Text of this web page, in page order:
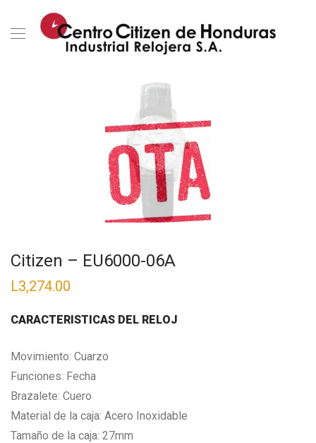
Citizen – EU6000-06A
L3,274.00
CARACTERISTICAS DEL RELOJ
Movimiento: Cuarzo
Funciones: Fecha
Brazalete: Cuero
Material de la caja: Acero Inoxidable
Tamaño de la caja: 27mm